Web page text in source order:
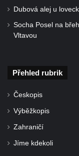
Socha svaté
Vilémovský
Vilémovský
Socha svatého
svatého Václava
Socha svatého
svatého
Dubová alej u
Socha Posel na
Vltavou
Přehled rubrik
Českopis
Výběžkopis
Zahraničí
Jíme kdekoli